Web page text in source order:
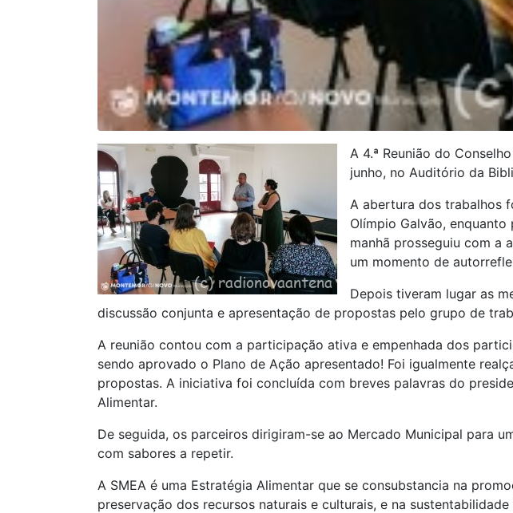
A 4.ª Reunião do
junho, no Auditório da
A abertura dos trabalhos
Olímpio Galvão,
manhã prosseguiu com a
um momento de
Depois tiveram lugar as
discussão conjunta e apresentação de propostas pelo grupo de
A reunião contou com a participação ativa e empenhada dos
sendo aprovado o Plano de Ação apresentado! Foi igualmente
propostas. A iniciativa foi concluída com breves palavras do
Alimentar.
De seguida, os parceiros dirigiram-se ao Mercado Municipal para
com sabores a repetir.
A SMEA é uma Estratégia Alimentar que se consubstancia na
preservação dos recursos naturais e culturais, e na